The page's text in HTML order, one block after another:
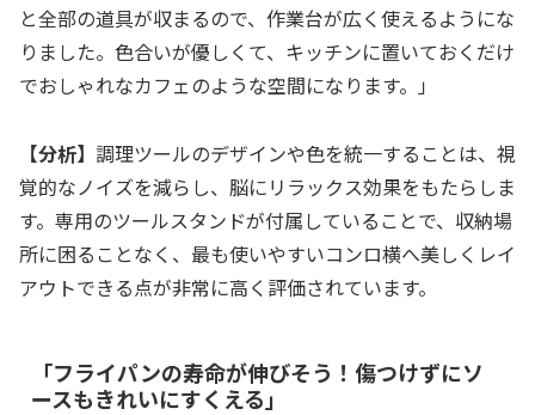
と全部の道具が収まるので、作業台が広く使えるようにな
りました。色合いが優しくて、キッチンに置いておくだけ
でおしゃれなカフェのような空間になります。」
【分析】 調理ツールのデザインや色を統一することは、視
覚的なノイズを減らし、脳にリラックス効果をもたらしま
す。専用のツールスタンドが付属していることで、収納場
所に困ることなく、最も使いやすいコンロ横へ美しくレイ
アウトできる点が非常に高く評価されています。
「フライパンの寿命が伸びそう！傷つけずにソ
ースもきれいにすくえる」